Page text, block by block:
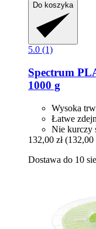
Do koszyka
5.0 (1)
Spectrum
1000 g
Wysoka
Łatwe
Nie kurczy
132,00 zł (132,00
Dostawa do 10